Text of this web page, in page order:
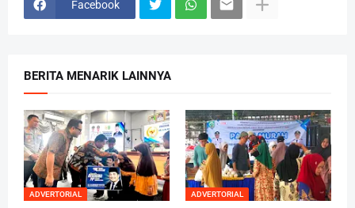
Facebook
BERITA MENARIK LAINNYA
ADVERTORIAL ADVERTORIAL